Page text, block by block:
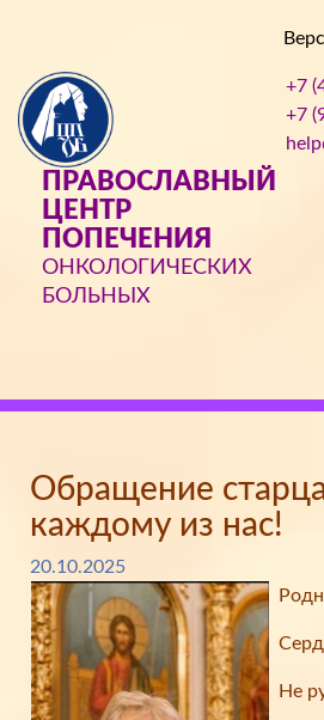
ПРАВОСЛАВНЫЙ
ЦЕНТР
ПОПЕЧЕНИЯ
ОНКОЛОГИЧЕСКИХ
БОЛЬНЫХ
+7
+7
Обращение
каждому из нас!
20.10.2025
Не